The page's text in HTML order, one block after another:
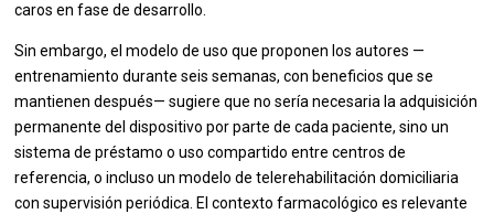
caros en fase de desarrollo.
Sin embargo, el modelo de uso que proponen los autores —
entrenamiento durante seis semanas, con beneficios que se
mantienen después— sugiere que no sería necesaria la adquisición
permanente del dispositivo por parte de cada paciente, sino un
sistema de préstamo o uso compartido entre centros de
referencia, o incluso un modelo de telerehabilitación domiciliaria
con supervisión periódica. El contexto farmacológico es relevante